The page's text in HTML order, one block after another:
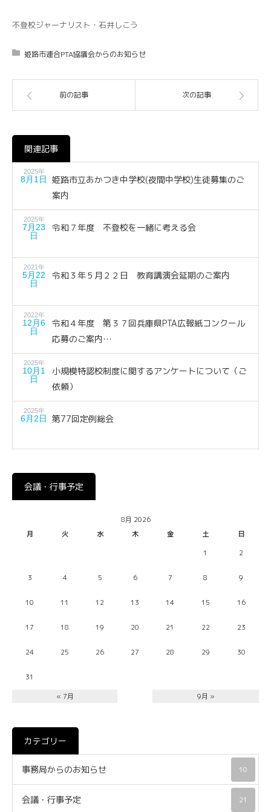
不登校ジャーナリスト・石井しこう
姫路市連合PTA協議会からのお知らせ
前の記事 次の記事
関連記事
2025年
8月1日
姫路市立あかつき中学校(夜間中学校)生徒募集のご
案内
2025年
7月23
日
令和７年度 不登校を一緒に考える会
2021年
5月22
日
令和３年５月２２日 教育講演会延期のご案内
2022年
12月6
日
令和４年度 第３７回兵庫県PTA広報紙コンクール
応募のご案内…
2025年
10月1
日
小規模特認校制度に関するアンケートについて（ご
依頼）
2025年
6月2日 第77回定例総会
会議・行事予定
8月 2026
月
火 水 木 金 土
日
1
2
3 4 5 6 7 8 9
10 11 12 13 14 15 16
17 18 19 20 21 22 23
24 25 26 27 28 29 30
31
« 7月
9月 »
カテゴリー
事務局からのお知らせ 10
会議・行事予定 21